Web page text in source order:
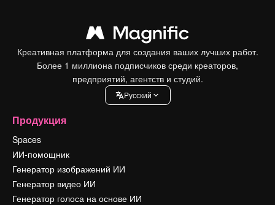
Креативная платформа для создания ваших лучших работ.
Более 1 миллиона подписчиков среди креаторов,
предприятий, агентств и студий.
Pусский
Продукция
Spaces
ИИ-помощник
Генератор изображений ИИ
Генератор видео ИИ
Генератор голоса на основе ИИ